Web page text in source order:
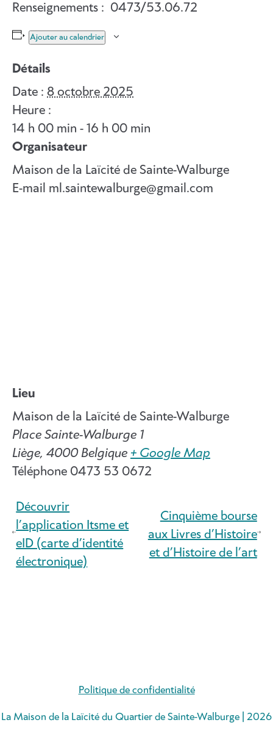
Renseignements : 0473/53.06.72
Ajouter au calendrier
Détails
Date : 8 octobre 2025
Heure :
14 h 00 min - 16 h 00 min
Organisateur
Maison de la Laïcité de Sainte-Walburge
E-mail ml.saintewalburge@gmail.com
Lieu
Maison de la Laïcité de Sainte-Walburge
Place Sainte-Walburge 1
Liège, 4000 Belgique + Google Map
Téléphone 0473 53 0672
Découvrir
l’application Itsme et
eID (carte d’identité
électronique)
Cinquième bourse
aux Livres d’Histoire
et d’Histoire de l’art
Politique de confidentialité
La Maison de la Laïcité du Quartier de Sainte-Walburge | 2026